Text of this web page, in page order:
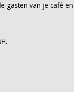
gasten van je café